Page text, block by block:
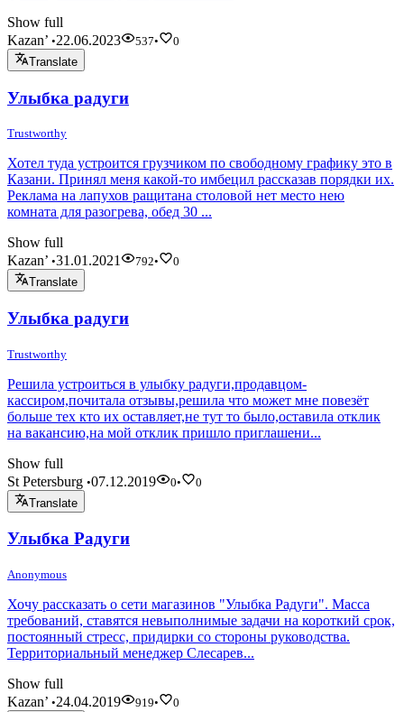
Show full
Kazan’ •22.06.2023 537•
0
Translate
Улыбка радуги
Trustworthy
Хотел туда устроится грузчиком по свободному графику это в
Казани. Принял меня какой-то имбецил рассказав порядки их.
Реклама на лапухов ращитана столовой нет место нею
комната для разогрева, обед 30 ...
Show full
Kazan’ •31.01.2021 792•
0
Translate
Улыбка радуги
Trustworthy
Решила устроиться в улыбку радуги,продавцом-
кассиром,почитала отзывы,решила что может мне повезёт
больше тех кто их оставляет,не тут то было,оставила отклик
на вакансию,на мой отклик пришло приглашени...
Show full
St Petersburg •07.12.2019 0•
0
Translate
Улыбка Радуги
Anonymous
Хочу рассказать о сети магазинов "Улыбка Радуги". Масса
требований, ставятся невыполнимые задачи на короткий срок,
постоянный стресс, придирки со стороны руководства.
Территориальный менеджер Слесарев...
Show full
Kazan’ •24.04.2019 919•
0